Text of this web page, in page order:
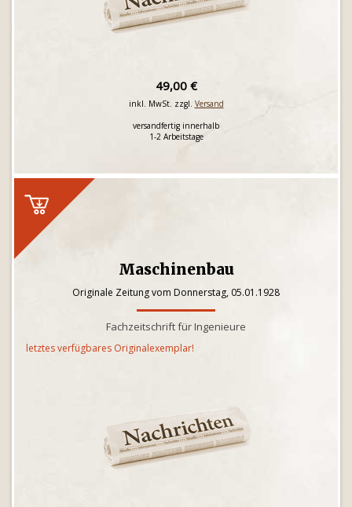
49,00 €
inkl. MwSt. zzgl. Versand
versandfertig innerhalb
1-2 Arbeitstage
Maschinenbau
Originale Zeitung vom Donnerstag, 05.01.1928
Fachzeitschrift für Ingenieure
letztes verfügbares Originalexemplar!